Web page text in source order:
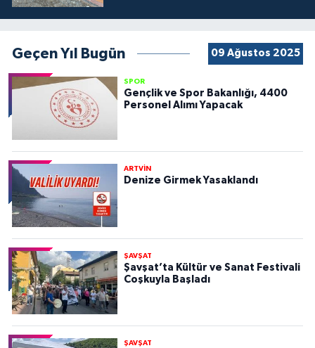
Geçen Yıl Bugün 09 Ağustos 2025
SPOR
Gençlik ve Spor Bakanlığı, 4400
Personel Alımı Yapacak
ARTVİN
Denize Girmek Yasaklandı
ŞAVŞAT
Şavşat’ta Kültür ve Sanat Festivali
Coşkuyla Başladı
ŞAVŞAT